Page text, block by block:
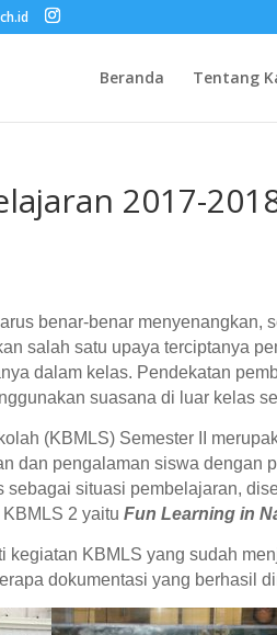
Beranda Tentang
2017-
benar-benar menyenangkan,
salah satu upaya terciptanya
dalam kelas. Pendekatan
suasana di luar kelas
(KBMLS) Semester II
dan pengalaman siswa dengan
situasi pembelajaran,
KBMLS 2 yaituFun Learning in
kegiatan KBMLS yang sudah
dokumentasi yang berhasil